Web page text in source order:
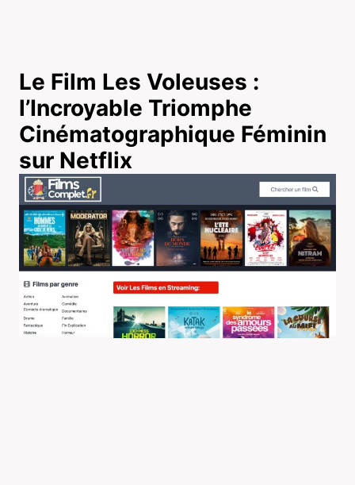
Le Film Les Voleuses :
l’Incroyable Triomphe
Cinématographique Féminin
sur Netflix